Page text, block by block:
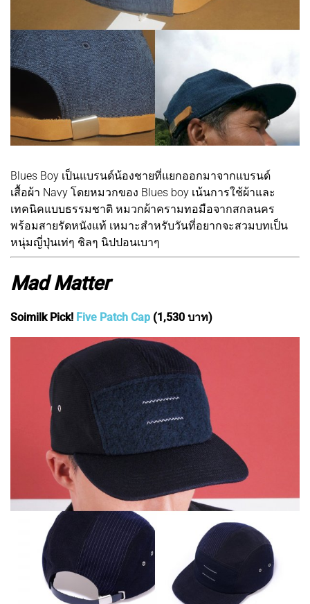
Blues Boy เป็นแบรนด์น้องชายที่แยกออกมาจากแบรนด์
เสื้อผ้า Navy โดยหมวกของ Blues boy เน้นการใช้ผ้าและ
เทคนิคแบบธรรมชาติ หมวกผ้าครามทอมือจากสกลนคร
พร้อมสายรัดหนังแท้ เหมาะสำหรับวันที่อยากจะสวมบทเป็น
หนุ่มญี่ปุ่นเท่ๆ ชิลๆ นิปปอนเบาๆ
Mad Matter
Soimilk Pick! Five Patch Cap (1,530 บาท)